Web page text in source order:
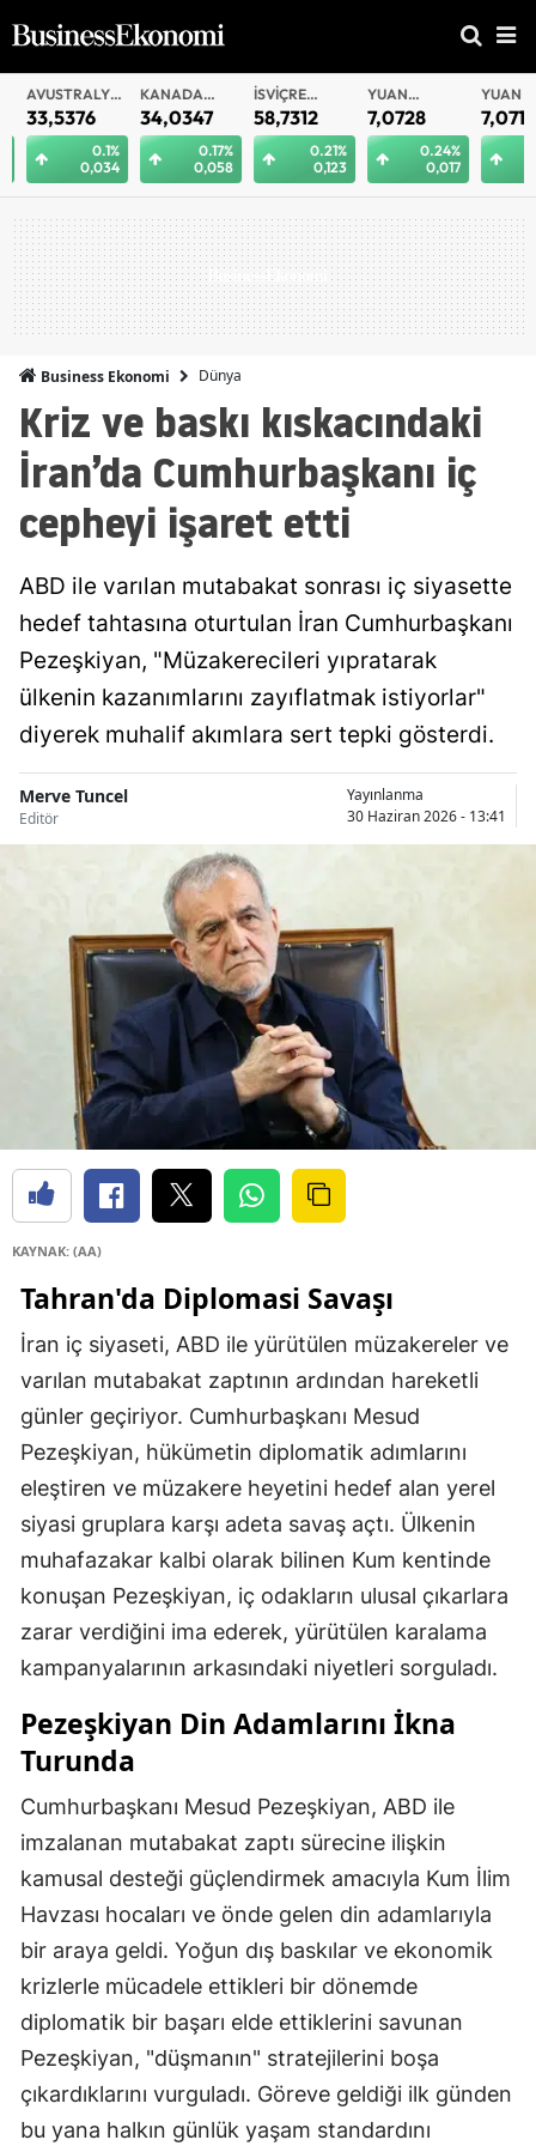
AVUSTRALYA
DOLARI
33,5376
0.1%
0,034
KANADA
DOLARI
34,0347
0.17%
0,058
İSVIÇRE
FRANKI
58,7312
0.21%
0,123
YUAN
OFFSHORE
7,0728
0.24%
0,017
YUAN
7,0717
Business Ekonomi Dünya
Kriz ve baskı kıskacındaki
İran’da Cumhurbaşkanı iç
cepheyi işaret etti
ABD ile varılan mutabakat sonrası iç siyasette
hedef tahtasına oturtulan İran Cumhurbaşkanı
Pezeşkiyan, "Müzakerecileri yıpratarak
ülkenin kazanımlarını zayıflatmak istiyorlar"
diyerek muhalif akımlara sert tepki gösterdi.
Merve Tuncel
Editör
Yayınlanma
30 Haziran 2026 - 13:41
KAYNAK: (AA)
Tahran'da Diplomasi Savaşı
İran iç siyaseti, ABD ile yürütülen müzakereler ve
varılan mutabakat zaptının ardından hareketli
günler geçiriyor. Cumhurbaşkanı Mesud
Pezeşkiyan, hükümetin diplomatik adımlarını
eleştiren ve müzakere heyetini hedef alan yerel
siyasi gruplara karşı adeta savaş açtı. Ülkenin
muhafazakar kalbi olarak bilinen Kum kentinde
konuşan Pezeşkiyan, iç odakların ulusal çıkarlara
zarar verdiğini ima ederek, yürütülen karalama
kampanyalarının arkasındaki niyetleri sorguladı.
Pezeşkiyan Din Adamlarını İkna
Turunda
Cumhurbaşkanı Mesud Pezeşkiyan, ABD ile
imzalanan mutabakat zaptı sürecine ilişkin
kamusal desteği güçlendirmek amacıyla Kum İlim
Havzası hocaları ve önde gelen din adamlarıyla
bir araya geldi. Yoğun dış baskılar ve ekonomik
krizlerle mücadele ettikleri bir dönemde
diplomatik bir başarı elde ettiklerini savunan
Pezeşkiyan, "düşmanın" stratejilerini boşa
çıkardıklarını vurguladı. Göreve geldiği ilk günden
bu yana halkın günlük yaşam standardını